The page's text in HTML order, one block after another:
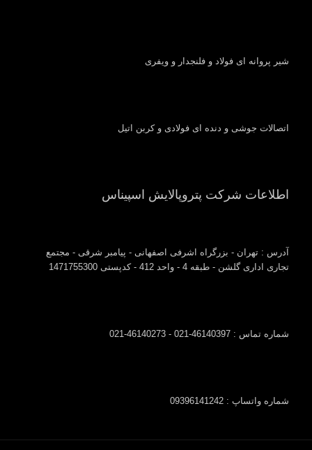
شیر پروانه ای فولاد و فلنجدار و ویفری
اتصالات جوشی و دنده ای فولادی و کربن اتیل
اطلاعات شرکت پتروپالایش اسپیناس
آدرس : تهران - بزرگراه اشرفی اصفهانی - پیامبر شرقی - مجتمع
تجاری اداری گلشن - طبقه 4 - واحد 412 - کدپستی 1471755300
شماره تماس : 46140397-021 - 46140273-021
شماره واتساپ : 09396141242